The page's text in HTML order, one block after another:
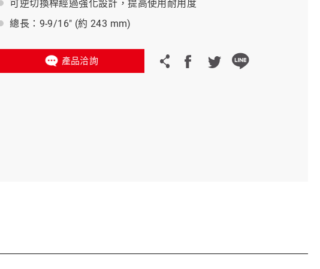
可逆切換桿經過強化設計，提高使用耐用度
總長：9-9/16" (約 243 mm)
產品洽詢